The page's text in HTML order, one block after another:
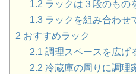
1.2 ラックは３段のもの
1.3 ラックを組み合わせ
2 おすすめラック
2.1 調理スペースを広げ
2.2 冷蔵庫の周りに調理